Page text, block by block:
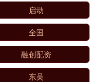
启动
全国
融创配资
东吴